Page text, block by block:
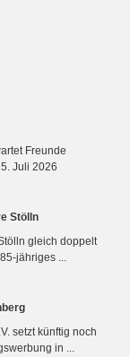
Freunde
Juli 2026
Stölln
gleich doppelt
jähriges ...
setzt künftig noch
in ...